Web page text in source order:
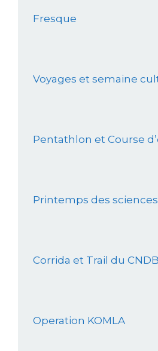
Fresque
Voyages et semaine
Pentathlon et Course
Printemps des sciences
Corrida et Trail du CNDB
Operation KOMLA